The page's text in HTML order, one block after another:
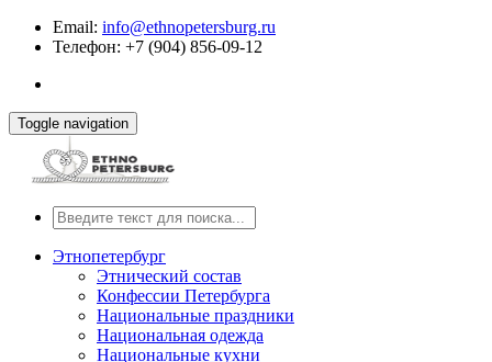
Email: info@ethnopetersburg.ru
Телефон: +7 (904) 856-09-12
Toggle navigation
Этнопетербург
Этнический состав
Конфессии Петербурга
Национальные праздники
Национальная одежда
Национальные кухни